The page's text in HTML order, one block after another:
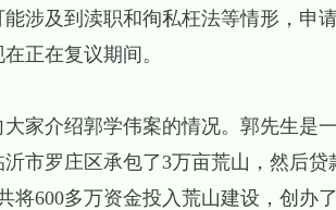
涉及到渎职和徇私枉法等情形，申
正在复议期间。
家介绍郭学伟案的情况。郭先生是
市罗庄区承包了3万亩荒山，然后贷
将600多万资金投入荒山建设，创办